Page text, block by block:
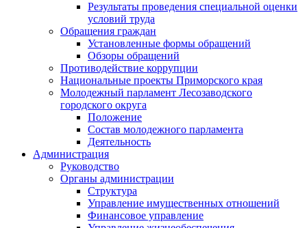
Результаты проведения специальной оценки
условий труда
Обращения граждан
Установленные формы обращений
Обзоры обращений
Противодействие коррупции
Национальные проекты Приморского края
Молодежный парламент Лесозаводского
городского округа
Положение
Состав молодежного парламента
Деятельность
Администрация
Руководство
Органы администрации
Структура
Управление имущественных отношений
Финансовое управление